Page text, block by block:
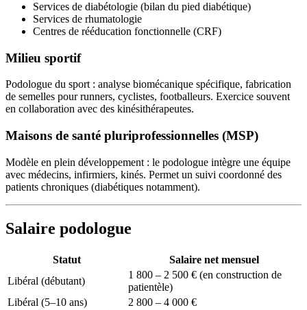
Services de diabétologie (bilan du pied diabétique)
Services de rhumatologie
Centres de rééducation fonctionnelle (CRF)
Milieu sportif
Podologue du sport : analyse biomécanique spécifique, fabrication
de semelles pour runners, cyclistes, footballeurs. Exercice souvent
en collaboration avec des kinésithérapeutes.
Maisons de santé pluriprofessionnelles (MSP)
Modèle en plein développement : le podologue intègre une équipe
avec médecins, infirmiers, kinés. Permet un suivi coordonné des
patients chroniques (diabétiques notamment).
Salaire podologue
Statut
Salaire net mensuel
Libéral (débutant)
1 800 – 2 500 € (en construction de
patientèle)
Libéral (5–10 ans)
2 800 – 4 000 €